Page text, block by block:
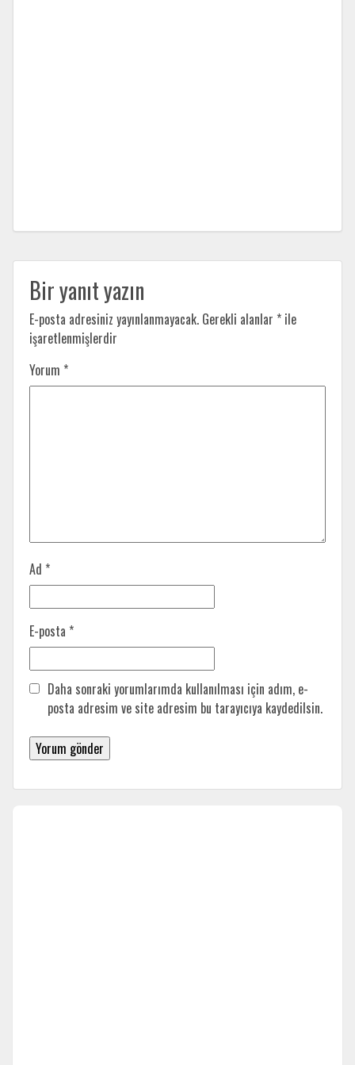
Bir yanıt yazın
E-posta adresiniz yayınlanmayacak. Gerekli alanlar * ile
işaretlenmişlerdir
Yorum *
Ad *
E-posta *
Daha sonraki yorumlarımda kullanılması için adım, e-
posta adresim ve site adresim bu tarayıcıya kaydedilsin.